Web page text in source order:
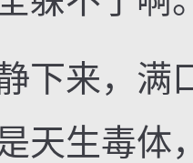
来，满口
天生毒体